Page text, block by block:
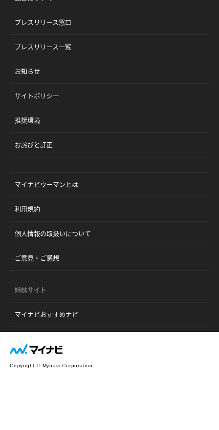
プレスリリース窓口
プレスリリース一覧
お知らせ
サイトポリシー
推奨環境
お詫びと訂正
マイナビウーマンとは
利用規約
個人情報の取扱いについて
ご意見・ご感想
姉妹サイト
マイナビおすすめナビ
Copyright © Mynavi Corporation